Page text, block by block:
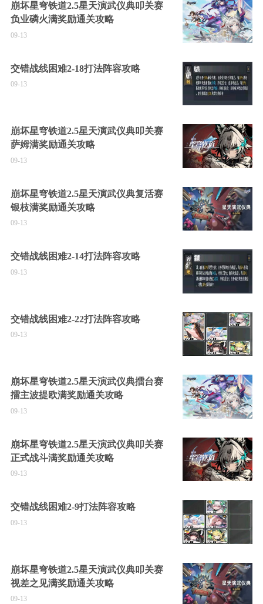
崩坏星穹铁道2.5星天演武仪典叩关赛
负业磷火满奖励通关攻略
09-13
交错战线困难2-18打法阵容攻略
09-13
崩坏星穹铁道2.5星天演武仪典叩关赛
萨姆满奖励通关攻略
09-13
崩坏星穹铁道2.5星天演武仪典复活赛
银枝满奖励通关攻略
09-13
交错战线困难2-14打法阵容攻略
09-13
交错战线困难2-22打法阵容攻略
09-13
崩坏星穹铁道2.5星天演武仪典擂台赛
擂主波提欧满奖励通关攻略
09-13
崩坏星穹铁道2.5星天演武仪典叩关赛
正式战斗满奖励通关攻略
09-13
交错战线困难2-9打法阵容攻略
09-13
崩坏星穹铁道2.5星天演武仪典叩关赛
视差之见满奖励通关攻略
09-13